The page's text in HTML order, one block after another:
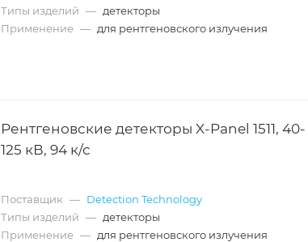
Типы изделий — детекторы
Применение — для рентгеновского излучения
Рентгеновские детекторы X-Panel 1511, 40-
125 кВ, 94 к/с
Поставщик — Detection Technology
Типы изделий — детекторы
Применение — для рентгеновского излучения